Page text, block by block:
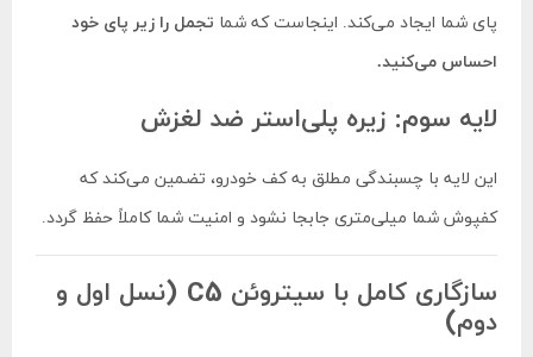
پای شما ایجاد می‌کند. اینجاست که شما تجمل را زیر پای خود
احساس می‌کنید.
لایه سوم: زیره پلی‌استر ضد لغزش
این لایه با چسبندگی مطلق به کف خودرو، تضمین می‌کند که
کفپوش شما میلی‌متری جابجا نشود و امنیت شما کاملاً حفظ گردد.
سازگاری کامل با سیتروئن C5 (نسل اول و
دوم)